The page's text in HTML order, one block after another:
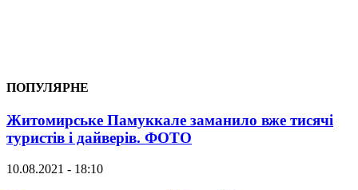
ПОПУЛЯРНЕ
Житомирське Памуккале заманило вже тисячі
туристів і дайверів. ФОТО
10.08.2021 - 18:10